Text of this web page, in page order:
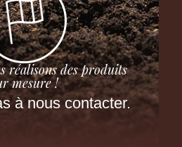
réalisons des produits
mesure !
à nous contacter.